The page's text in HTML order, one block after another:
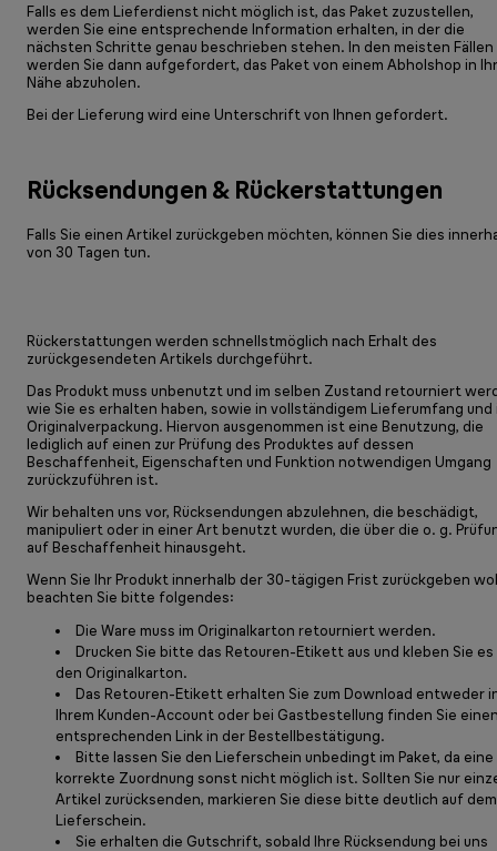
Falls es dem Lieferdienst nicht möglich ist, das Paket zuzustellen,
werden Sie eine entsprechende Information erhalten, in der die
nächsten Schritte genau beschrieben stehen. In den meisten Fällen
werden Sie dann aufgefordert, das Paket von einem Abholshop in
Nähe abzuholen.
Bei der Lieferung wird eine Unterschrift von Ihnen gefordert.
Rücksendungen & Rückerstattungen
Falls Sie einen Artikel zurückgeben möchten, können Sie dies
von 30 Tagen tun.
Rückerstattungen werden schnellstmöglich nach Erhalt des
zurückgesendeten Artikels durchgeführt.
Das Produkt muss unbenutzt und im selben Zustand retourniert
wie Sie es erhalten haben, sowie in vollständigem Lieferumfang und
Originalverpackung. Hiervon ausgenommen ist eine Benutzung, die
lediglich auf einen zur Prüfung des Produktes auf dessen
Beschaffenheit, Eigenschaften und Funktion notwendigen Umgang
zurückzuführen ist.
Wir behalten uns vor, Rücksendungen abzulehnen, die beschädigt,
manipuliert oder in einer Art benutzt wurden, die über die o. g.
auf Beschaffenheit hinausgeht.
Wenn Sie Ihr Produkt innerhalb der 30-tägigen Frist zurückgeben
beachten Sie bitte folgendes:
Die Ware muss im Originalkarton retourniert werden.
Drucken Sie bitte das Retouren-Etikett aus und kleben Sie es
den Originalkarton.
Das Retouren-Etikett erhalten Sie zum Download entweder
Ihrem Kunden-Account oder bei Gastbestellung finden Sie
entsprechenden Link in der Bestellbestätigung.
Bitte lassen Sie den Lieferschein unbedingt im Paket, da eine
korrekte Zuordnung sonst nicht möglich ist. Sollten Sie nur
Artikel zurücksenden, markieren Sie diese bitte deutlich auf dem
Lieferschein.
Sie erhalten die Gutschrift, sobald Ihre Rücksendung bei uns